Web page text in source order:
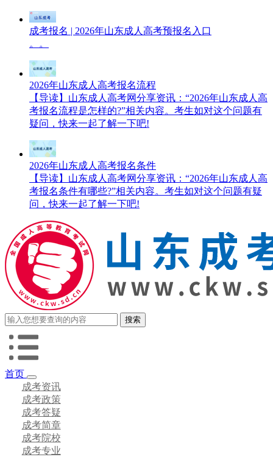
成考报名 | 2026年山东成人高考预报名入口
。。
2026年山东成人高考报名流程
【导读】山东成人高考网分享资讯：“2026年山东成人高
考报名流程是怎样的?”相关内容。考生如对这个问题有
疑问，快来一起了解一下吧!
2026年山东成人高考报名条件
【导读】山东成人高考网分享资讯：“2026年山东成人高
考报名条件有哪些?”相关内容。考生如对这个问题有疑
问，快来一起了解一下吧!
首页
成考资讯
成考政策
成考答疑
成考简章
成考院校
成考专业